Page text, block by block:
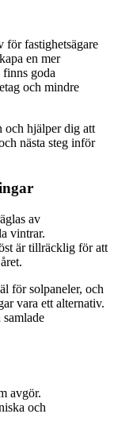
för fastighetsägare
en mer
goda
och mindre
och hjälper dig att
nästa steg inför
av
vintrar.
är tillräcklig för att
för solpaneler, och
vara ett alternativ.
avgör.
och